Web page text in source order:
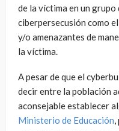
de la víctima en un
ciberpersecusión como
y/o amenazantes de
la víctima.
A pesar de que el
decir entre la población
aconsejable establecer
Ministerio de Educación,